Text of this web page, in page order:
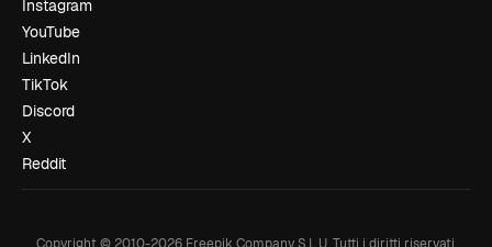
Instagram
YouTube
LinkedIn
TikTok
Discord
X
Reddit